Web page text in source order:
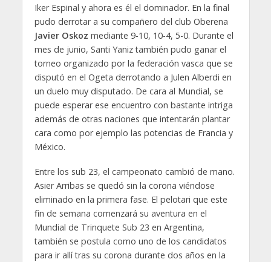
Iker Espinal y ahora es él el dominador. En la final
pudo derrotar a su compañero del club Oberena
Javier Oskoz mediante 9-10, 10-4, 5-0. Durante el
mes de junio, Santi Yaniz también pudo ganar el
torneo organizado por la federación vasca que se
disputó en el Ogeta derrotando a Julen Alberdi en
un duelo muy disputado. De cara al Mundial, se
puede esperar ese encuentro con bastante intriga
además de otras naciones que intentarán plantar
cara como por ejemplo las potencias de Francia y
México.
Entre los sub 23, el campeonato cambió de mano.
Asier Arribas se quedó sin la corona viéndose
eliminado en la primera fase. El pelotari que este
fin de semana comenzará su aventura en el
Mundial de Trinquete Sub 23 en Argentina,
también se postula como uno de los candidatos
para ir allí tras su corona durante dos años en la